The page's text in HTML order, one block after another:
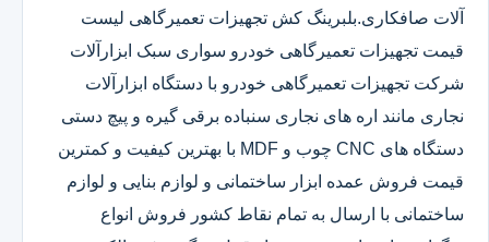
آلات صافکاری.بلبرینگ کش تجهیزات تعمیرگاهی لیست
قیمت تجهیزات تعمیرگاهی خودرو سواری سبک ابزارآلات
شرکت تجهیزات تعمیرگاهی خودرو با دستگاه ابزارآلات
نجاری مانند اره های نجاری سنباده برقی گیره و پیچ دستی
دستگاه های CNC چوب و MDF با بهترین کیفیت و کمترین
قیمت فروش عمده ابزار ساختمانی و لوازم بنایی و لوازم
ساختمانی با ارسال به تمام نقاط کشور فروش انواع